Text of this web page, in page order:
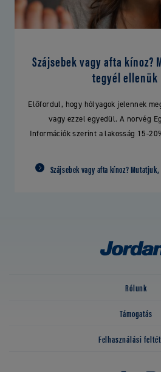
Szájsebek vagy afta
tegyél ellenük
Előfordul, hogy hólyagok jelennek
vagy ezzel egyedül. A norvég
Információk szerint a lakosság 15-
Szájsebek vagy afta kínoz?
Rólunk
Támogatás
Felhasználási